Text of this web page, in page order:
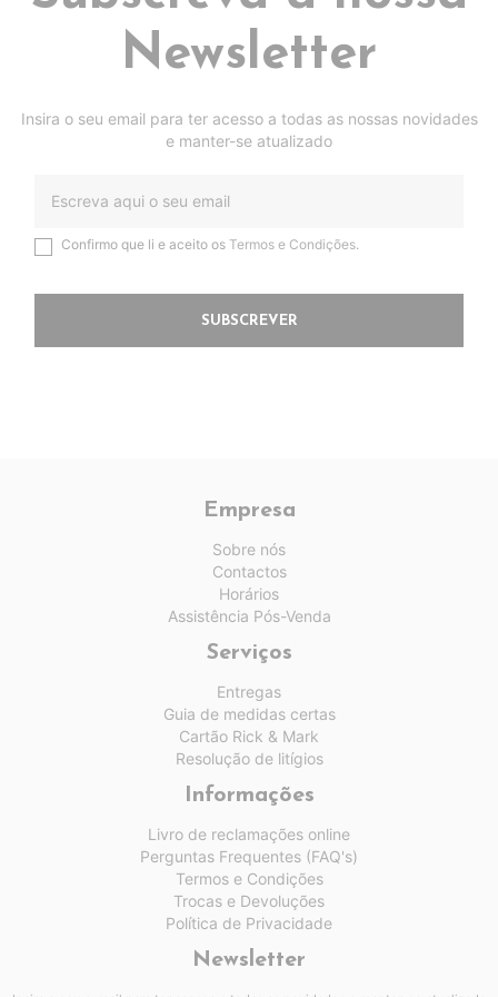
Newsletter
Insira o seu email para ter acesso a todas as nossas novidades
e manter-se atualizado
Confirmo que li e aceito os Termos e Condições.
SUBSCREVER
Empresa
Sobre nós
Contactos
Horários
Assistência Pós-Venda
Serviços
Entregas
Guia de medidas certas
Cartão Rick & Mark
Resolução de litígios
Informações
Livro de reclamações online
Perguntas Frequentes (FAQ's)
Termos e Condições
Trocas e Devoluções
Política de Privacidade
Newsletter